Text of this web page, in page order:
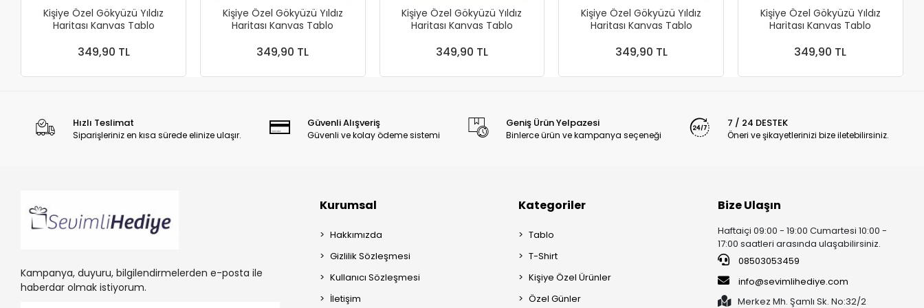
Kişiye Özel Gökyüzü Yıldız
Haritası Kanvas Tablo
349,90 TL
Kişiye Özel Gökyüzü Yıldız
Haritası Kanvas Tablo
349,90 TL
Kişiye Özel Gökyüzü Yıldız
Haritası Kanvas Tablo
349,90 TL
Kişiye Özel Gökyüzü Yıldız
Haritası Kanvas Tablo
349,90 TL
Kişiye Özel Gökyüzü Yıldız
Haritası Kanvas Tablo
349,90 TL
Hızlı Teslimat
Siparişleriniz en kısa sürede elinize ulaşır.
Güvenli Alışveriş
Güvenli ve kolay ödeme sistemi
Geniş Ürün Yelpazesi
Binlerce ürün ve kampanya seçeneği
7 / 24 DESTEK
Öneri ve şikayetlerinizi bize iletebilirsiniz.
Kampanya, duyuru, bilgilendirmelerden e-posta ile
haberdar olmak istiyorum.
Kurumsal
Hakkımızda
Gizlilik Sözleşmesi
Kullanıcı Sözleşmesi
İletişim
Kategoriler
Tablo
T-Shirt
Kişiye Özel Ürünler
Özel Günler
Bize Ulaşın
Haftaiçi 09:00 - 19:00 Cumartesi 10:00 -
17:00 saatleri arasında ulaşabilirsiniz.
08503053459
info@sevimlihediye.com
Merkez Mh. Şamlı Sk. No:32/2